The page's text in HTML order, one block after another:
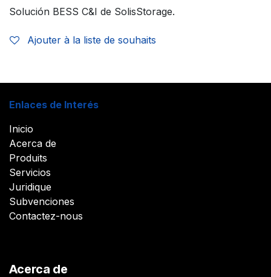
Solución BESS C&I de SolisStorage.
Ajouter à la liste de souhaits
Enlaces de Interés
Inicio
Acerca de
Produits
Servicios
Juridique
Subvenciones
Contactez-nous
Acerca de